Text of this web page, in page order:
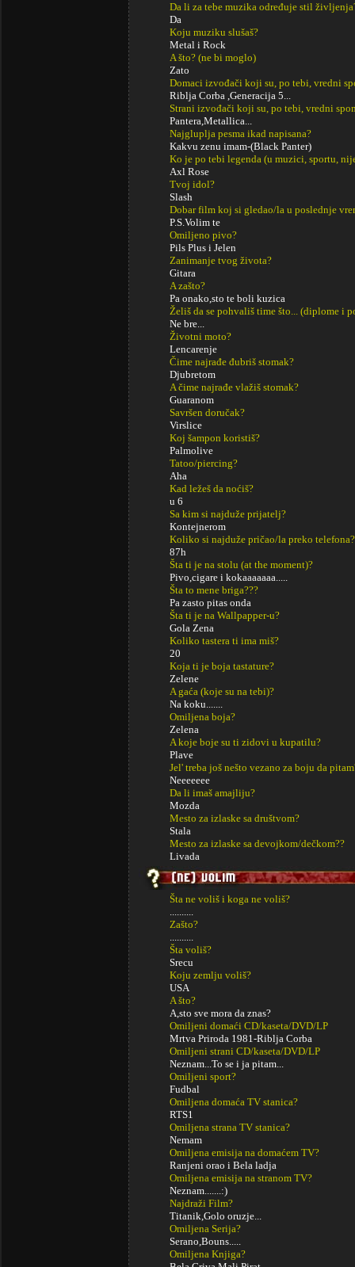
Da li za tebe muzika određuje stil
Da
Koju muziku slušaš?
Metal i Rock
A što? (ne bi moglo)
Zato
Domaci izvođači koji su, po tebi, vredni
Riblja Corba ,Generacija 5...
Strani izvođači koji su, po tebi, vredni
Pantera,Metallica...
Najgluplja pesma ikad napisana?
Kakvu zenu imam-(Black Panter)
Ko je po tebi legenda (u muzici, sportu,
Axl Rose
Tvoj idol?
Slash
Dobar film koj si gledao/la u poslednje
P.S.Volim te
Omiljeno pivo?
Pils Plus i Jelen
Zanimanje tvog života?
Gitara
A zašto?
Pa onako,sto te boli kuzica
Želiš da se pohvališ time što... (diplome i
Ne bre...
Životni moto?
Lencarenje
Čime najrađe đubriš stomak?
Djubretom
A čime najrađe vlažiš stomak?
Guaranom
Savršen doručak?
Virslice
Koj šampon koristiš?
Palmolive
Tatoo/piercing?
Aha
Kad ležeš da noćiš?
u 6
Sa kim si najduže prijatelj?
Kontejnerom
Koliko si najduže pričao/la preko telefona?
87h
Šta ti je na stolu (at the moment)?
Pivo,cigare i kokaaaaaaa.....
Šta to mene briga???
Pa zasto pitas onda
Šta ti je na Wallpapper-u?
Gola Zena
Koliko tastera ti ima miš?
20
Koja ti je boja tastature?
Zelene
A gaća (koje su na tebi)?
Na koku.......
Omiljena boja?
Zelena
A koje boje su ti zidovi u kupatilu?
Plave
Jel' treba još nešto vezano za boju da
Neeeeeee
Da li imaš amajliju?
Mozda
Mesto za izlaske sa društvom?
Stala
Mesto za izlaske sa devojkom/dečkom??
Livada
Šta ne voliš i koga ne voliš?
..........
Zašto?
..........
Šta voliš?
Srecu
Koju zemlju voliš?
USA
A što?
A,sto sve mora da znas?
Omiljeni domaći CD/kaseta/DVD/LP
Mrtva Priroda 1981-Riblja Corba
Omiljeni strani CD/kaseta/DVD/LP
Neznam...To se i ja pitam...
Omiljeni sport?
Fudbal
Omiljena domaća TV stanica?
RTS1
Omiljena strana TV stanica?
Nemam
Omiljena emisija na domaćem TV?
Ranjeni orao i Bela ladja
Omiljena emisija na stranom TV?
Neznam.......:)
Najdraži Film?
Titanik,Golo oruzje...
Omiljena Serija?
Serano,Bouns.....
Omiljena Knjiga?